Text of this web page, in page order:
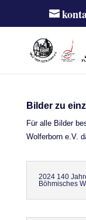
Bilder zu
Für alle Bilder
Wolferborn e.V.
2024 140
Böhmisches